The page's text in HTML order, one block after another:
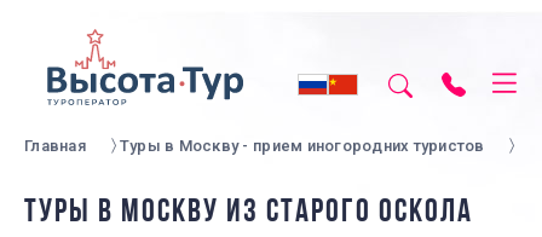
Главная Туры в Москву - прием иногородних туристов
ТУРЫ В МОСКВУ ИЗ СТАРОГО ОСКОЛА